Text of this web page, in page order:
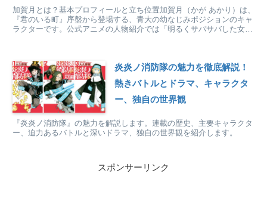
加賀月とは？基本プロフィールと立ち位置加賀月（かが あかり）は、
『君のいる町』序盤から登場する、青大の幼なじみポジションのキャ
ラクターです。公式アニメの人物紹介では「明るくサバサバした女の
炎炎ノ消防隊の魅力を徹底解説！
熱きバトルとドラマ、キャラクタ
ー、独自の世界観
『炎炎ノ消防隊』の魅力を解説します。連載の歴史、主要キャラクタ
ー、迫力あるバトルと深いドラマ、独自の世界観を紹介します。
スポンサーリンク